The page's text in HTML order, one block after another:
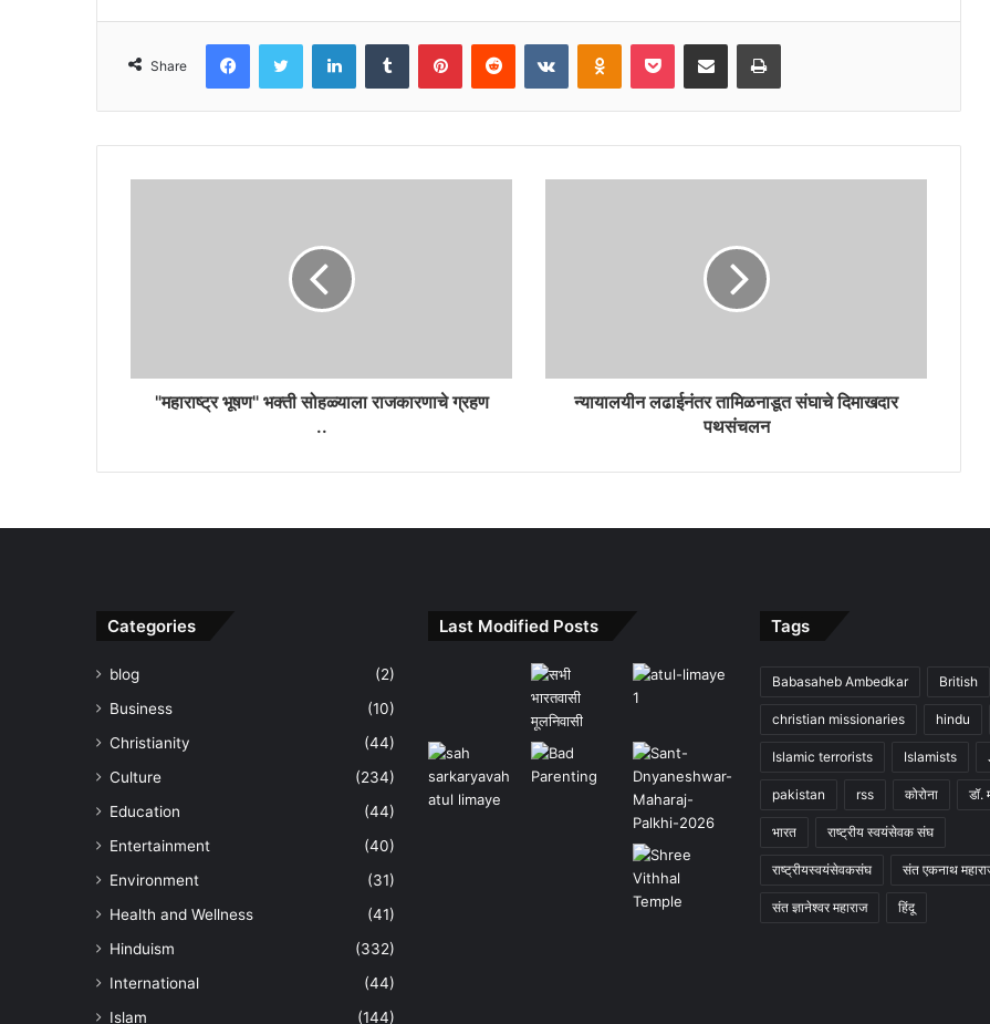
Share
FacebookTwitter LinkedInTumblr PinterestReddit VKontakteOdnoklassniki
Pocket Share via Email Print
"महाराष्ट्र भूषण" भक्ती सोहळ्याला राजकारणाचे ग्रहण
..
न्यायालयीन लढाईनंतर तामिळनाडूत संघाचे दिमाखदार
पथसंचलन
Categories
blog
(2)
Business
(10)
Christianity
(44)
Culture
(234)
Education
(44)
Entertainment
(40)
Environment
(31)
Health and Wellness
(41)
Hinduism
(332)
International
(44)
Islam
(144)
Last Modified Posts Tags
Babasaheb Ambedkar British
christian missionaries hindu
Islamic terrorists Islamists
pakistan rss कोरोना डॉ.
भारत राष्ट्रीय स्वयंसेवक संघ
राष्ट्रीयस्वयंसेवकसंघ संत एकनाथ
संत ज्ञानेश्वर महाराज हिंदू